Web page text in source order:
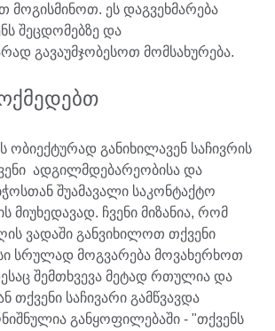
ეს დაგვეხმარება
შეცდომებზე და
გავაუმჯობესოთ მომსახურება.
ობიექტურად განიხილავენ საჩივრის
ადგილმდებარეობისა და
შუამავალი საკონტაქტო
მიუხედავად. ჩვენი მიზანია, რომ
ვადაში განვიხილოთ თქვენი
სრულად მოგვარება მოვახერხოთ
შემთხვევა მეტად რთულია და
თქვენი საჩივარი გამწვავდა
განყოფილებაში - "თქვენს